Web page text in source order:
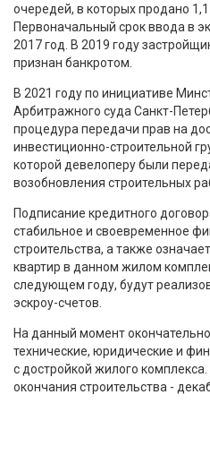
очередей, в которых продано 1,1
Первоначальный срок ввода в
2017 год. В 2019 году
признан банкротом.
В 2021 году по инициативе
Арбитражного суда Санкт-
процедура передачи прав на
инвестиционно-строительной
которой девелоперу были
возобновления строительных
Подписание кредитного
стабильное и своевременное
строительства, а также
квартир в данном жилом
следующем году, будут
эскроу-счетов.
На данный момент
технические, юридические и
с достройкой жилого
окончания строительства -